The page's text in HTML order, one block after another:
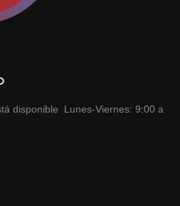
disponible Lunes-Viernes: 9:00 a